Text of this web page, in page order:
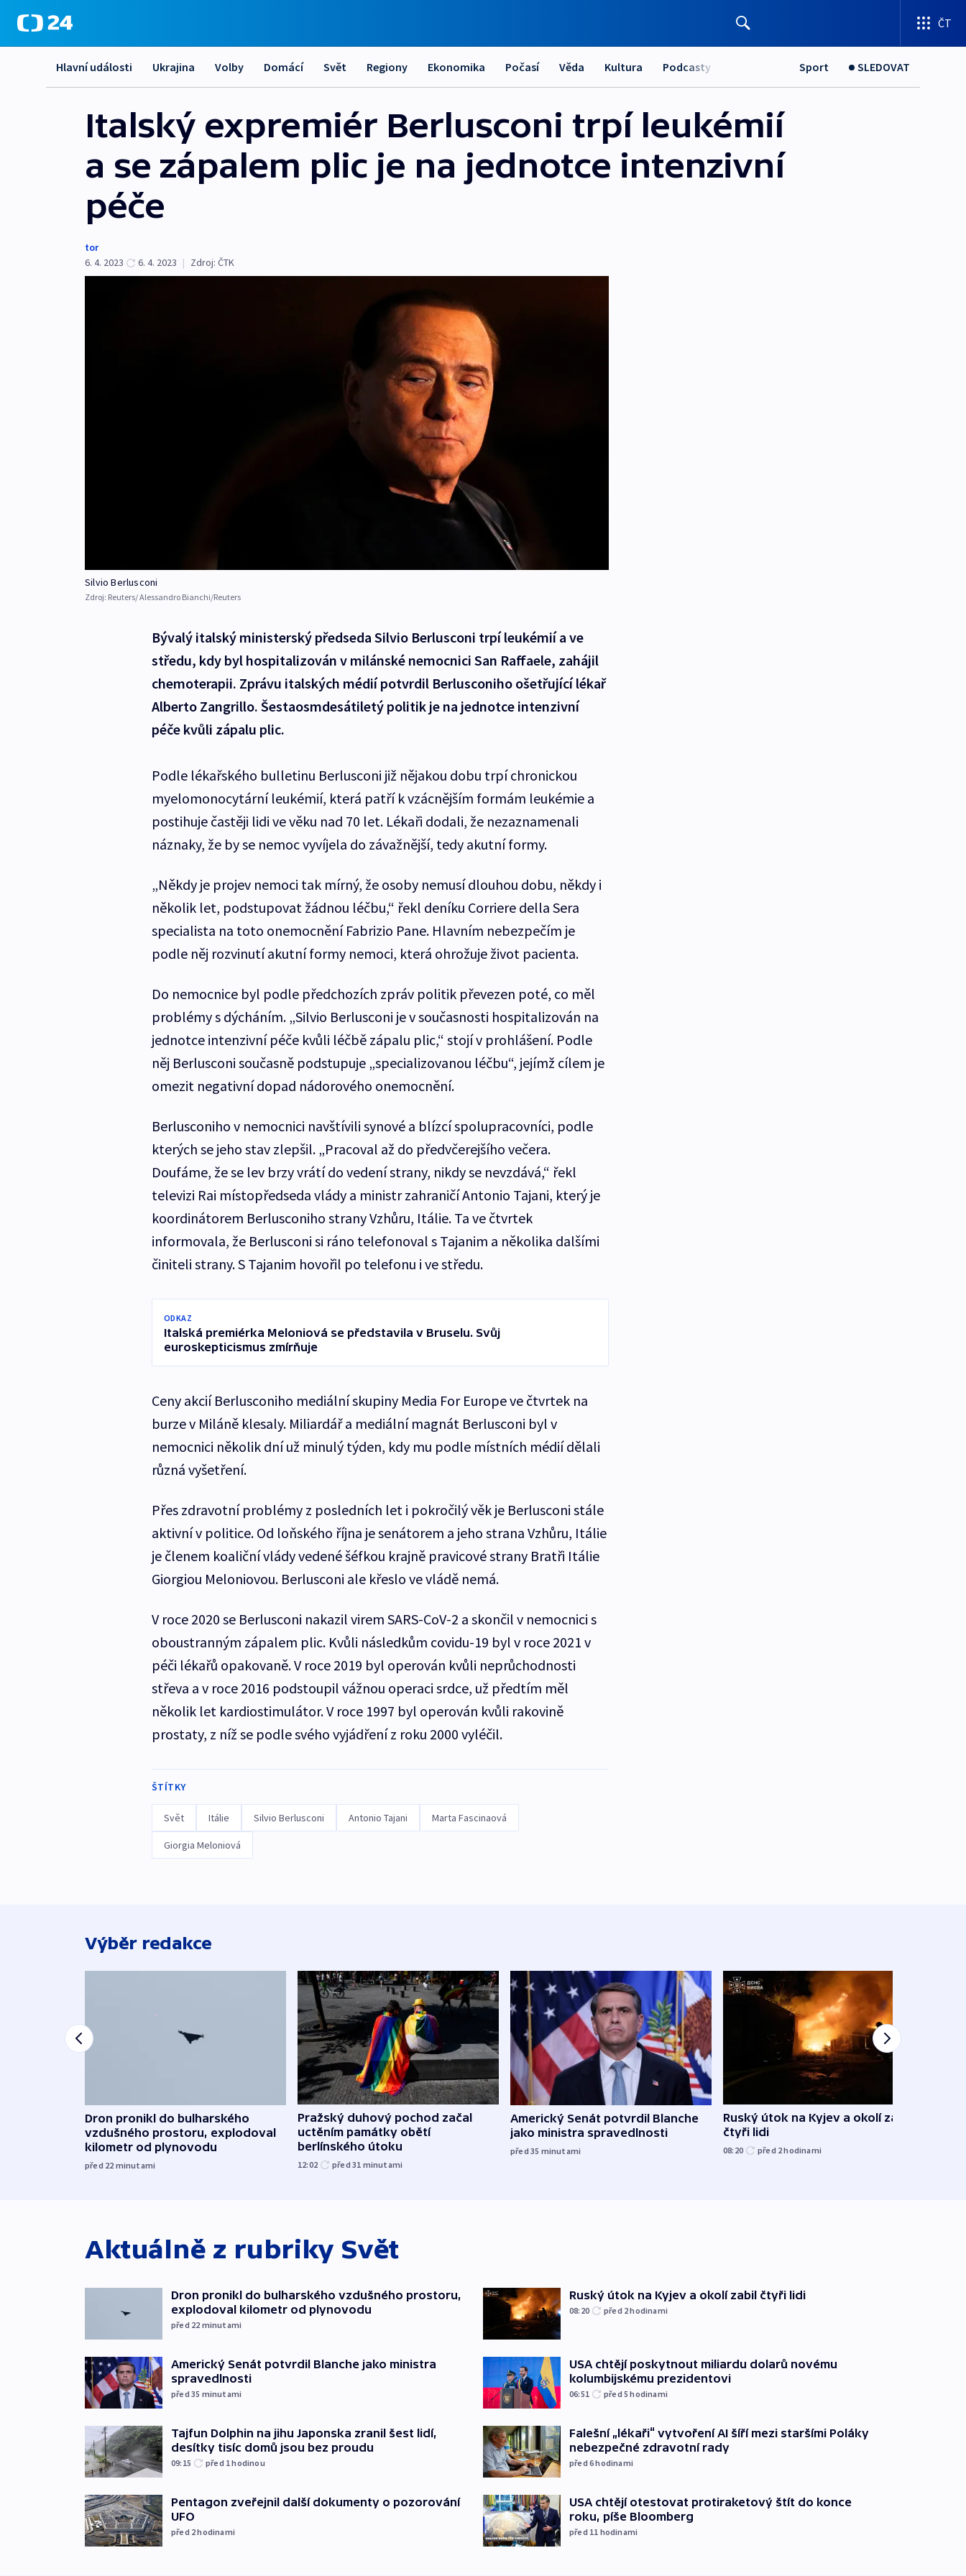
ČT
Hlavní události Ukrajina Volby Domácí Svět Regiony Ekonomika Počasí Věda Kultura Podcasty Sport SLEDOVAT
Italský expremiér Berlusconi trpí leukémií
a se zápalem plic je na jednotce intenzivní
péče
tor
6. 4. 2023
6. 4. 2023 | Zdroj: ČTK
Silvio Berlusconi
Zdroj: Reuters/ Alessandro Bianchi/Reuters
Bývalý italský ministerský předseda Silvio Berlusconi trpí leukémií a ve
středu, kdy byl hospitalizován v milánské nemocnici San Raffaele, zahájil
chemoterapii. Zprávu italských médií potvrdil Berlusconiho ošetřující lékař
Alberto Zangrillo. Šestaosmdesátiletý politik je na jednotce intenzivní
péče kvůli zápalu plic.
Podle lékařského bulletinu Berlusconi již nějakou dobu trpí chronickou
myelomonocytární leukémií, která patří k vzácnějším formám leukémie a
postihuje častěji lidi ve věku nad 70 let. Lékaři dodali, že nezaznamenali
náznaky, že by se nemoc vyvíjela do závažnější, tedy akutní formy.
„Někdy je projev nemoci tak mírný, že osoby nemusí dlouhou dobu, někdy i
několik let, podstupovat žádnou léčbu,“ řekl deníku Corriere della Sera
specialista na toto onemocnění Fabrizio Pane. Hlavním nebezpečím je
podle něj rozvinutí akutní formy nemoci, která ohrožuje život pacienta.
Do nemocnice byl podle předchozích zpráv politik převezen poté, co měl
problémy s dýcháním. „Silvio Berlusconi je v současnosti hospitalizován na
jednotce intenzivní péče kvůli léčbě zápalu plic,“ stojí v prohlášení. Podle
něj Berlusconi současně podstupuje „specializovanou léčbu“, jejímž cílem je
omezit negativní dopad nádorového onemocnění.
Berlusconiho v nemocnici navštívili synové a blízcí spolupracovníci, podle
kterých se jeho stav zlepšil. „Pracoval až do předvčerejšího večera.
Doufáme, že se lev brzy vrátí do vedení strany, nikdy se nevzdává,“ řekl
televizi Rai místopředseda vlády a ministr zahraničí Antonio Tajani, který je
koordinátorem Berlusconiho strany Vzhůru, Itálie. Ta ve čtvrtek
informovala, že Berlusconi si ráno telefonoval s Tajanim a několika dalšími
činiteli strany. S Tajanim hovořil po telefonu i ve středu.
ODKAZ
Italská premiérka Meloniová se představila v Bruselu. Svůj
euroskepticismus zmírňuje
Ceny akcií Berlusconiho mediální skupiny Media For Europe ve čtvrtek na
burze v Miláně klesaly. Miliardář a mediální magnát Berlusconi byl v
nemocnici několik dní už minulý týden, kdy mu podle místních médií dělali
různá vyšetření.
Přes zdravotní problémy z posledních let i pokročilý věk je Berlusconi stále
aktivní v politice. Od loňského října je senátorem a jeho strana Vzhůru, Itálie
je členem koaliční vlády vedené šéfkou krajně pravicové strany Bratři Itálie
Giorgiou Meloniovou. Berlusconi ale křeslo ve vládě nemá.
V roce 2020 se Berlusconi nakazil virem SARS-CoV-2 a skončil v nemocnici s
oboustranným zápalem plic. Kvůli následkům covidu-19 byl v roce 2021 v
péči lékařů opakovaně. V roce 2019 byl operován kvůli neprůchodnosti
střeva a v roce 2016 podstoupil vážnou operaci srdce, už předtím měl
několik let kardiostimulátor. V roce 1997 byl operován kvůli rakovině
prostaty, z níž se podle svého vyjádření z roku 2000 vyléčil.
ŠTÍTKY
Svět Itálie Silvio Berlusconi Antonio Tajani Marta Fascinaová
Giorgia Meloniová
Výběr redakce
Dron pronikl do bulharského
vzdušného prostoru, explodoval
kilometr od plynovodu
před 22 minutami
Pražský duhový pochod začal
uctěním památky obětí
berlínského útoku
12:02 před 31 minutami
Americký Senát potvrdil Blanche
jako ministra spravedlnosti
před 35 minutami
Ruský útok na Kyjev a okolí zabil
čtyři lidi
08:20 před 2hodinami
Aktuálně z rubriky Svět
Dron pronikl do bulharského vzdušného prostoru,
explodoval kilometr od plynovodu
před 22 minutami
Americký Senát potvrdil Blanche jako ministra
spravedlnosti
před 35 minutami
Tajfun Dolphin na jihu Japonska zranil šest lidí,
desítky tisíc domů jsou bez proudu
09:15 před 1hodinou
Pentagon zveřejnil další dokumenty o pozorování
UFO
před 2hodinami
Ruský útok na Kyjev a okolí zabil čtyři lidi
08:20 před 2hodinami
USA chtějí poskytnout miliardu dolarů novému
kolumbijskému prezidentovi
06:51 před 5hodinami
Falešní „lékaři“ vytvoření AI šíří mezi staršími Poláky
nebezpečné zdravotní rady
před 6hodinami
USA chtějí otestovat protiraketový štít do konce
roku, píše Bloomberg
před 11 hodinami